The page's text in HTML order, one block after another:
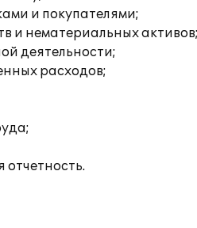
и покупателями;
и нематериальных
деятельности;
расходов;